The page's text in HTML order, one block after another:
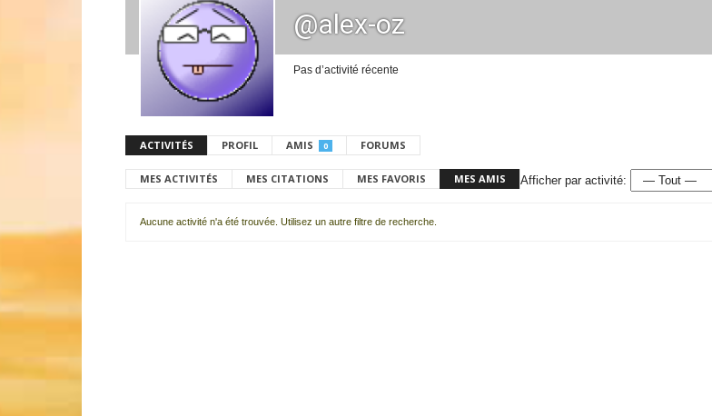
@alex-oz
Pas d’activité récente
ACTIVITÉS PROFIL AMIS 0 FORUMS
MES ACTIVITÉS MES CITATIONS MES FAVORIS MES AMIS Afficher par activité:
Aucune activité n'a été trouvée. Utilisez un autre filtre de recherche.